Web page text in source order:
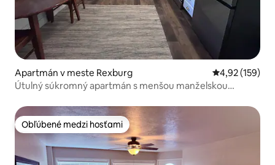
Apartmán v meste Rexburg Priemerné
4,92 (159)
Útulný súkromný apartmán s menšou manželskou
Obľúbené medzi hosťami
Obľúbené medzi hosťami